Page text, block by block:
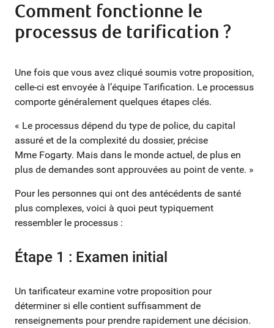
Comment fonctionne le
processus de tarification ?
Une fois que vous avez cliqué soumis votre proposition,
celle-ci est envoyée à l’équipe Tarification. Le processus
comporte généralement quelques étapes clés.
« Le processus dépend du type de police, du capital
assuré et de la complexité du dossier, précise
Mme Fogarty. Mais dans le monde actuel, de plus en
plus de demandes sont approuvées au point de vente. »
Pour les personnes qui ont des antécédents de santé
plus complexes, voici à quoi peut typiquement
ressembler le processus :
Étape 1 : Examen initial
Un tarificateur examine votre proposition pour
déterminer si elle contient suffisamment de
renseignements pour prendre rapidement une décision.